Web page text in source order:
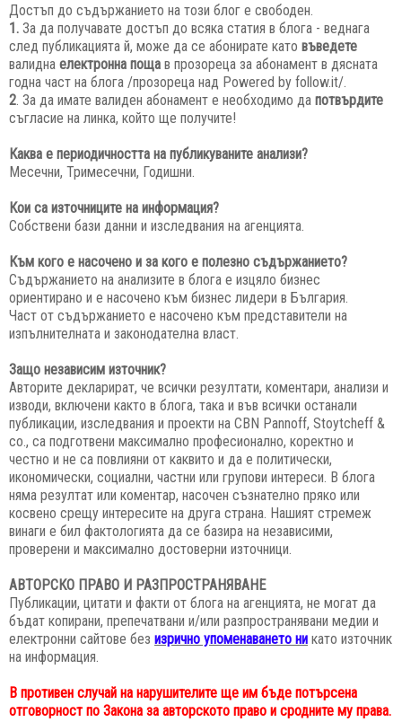
Достъп до съдържанието на този блог е свободен.
1. За да получавате достъп до всяка статия в блога - веднага
след публикацията й, може да се абонирате като въведете
валидна електронна поща в прозореца за абонамент в дясната
годна част на блога /прозореца над Powered by follow.it/.
2 . За да имате валиден абонамент е необходимо да потвърдите
съгласие на линка, който ще получите!
Каква е периодичността на публикуваните анализи?
Месечни, Тримесечни, Годишни.
Кои са източниците на информация?
Собствени бази данни и изследвания на агенцията.
Към кого е насочено и за кого е полезно съдържанието?
Съдържанието на анализите в блога е изцяло бизнес
ориентирано и е насочено към бизнес лидери в България.
Част от съдържанието е насочено към представители на
изпълнителната и законодателна власт.
Защо независим източник?
Авторите декларират, че всички резултати, коментари, анализи и
изводи, включени както в блога, така и във всички останали
публикации, изследвания и проекти на CBN Pannoff, Stoytcheff &
co. , са подготвени максимално професионално, коректно и
честно и не са повлияни от каквито и да е политически,
икономически, социални, частни или групови интереси. В блога
няма резултат или коментар, насочен съзнателно пряко или
косвено срещу интересите на друга страна. Нашият стремеж
винаги е бил фактологията да се базира на независими,
проверени и максимално достоверни източници.
АВТОРСКО ПРАВО И РАЗПРОСТРАНЯВАНЕ
Публикации, цитати и факти от блога на агенцията, не могат да
бъдат копирани, препечатвани и/или разпространявани медии и
електронни сайтове без изрично упоменаването ни като източник
на информация.
В противен случай на нарушителите ще им бъде потърсена
отговорност по Закона за авторското право и сродните му права.